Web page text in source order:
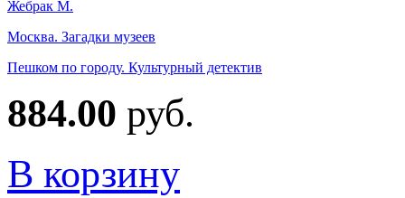
Жебрак М.
Москва. Загадки музеев
Пешком по городу. Культурный детектив
884.00 руб.
В корзину